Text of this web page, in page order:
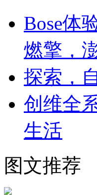
Bose体
燃擎，
探索，
创维全
生活
图文推荐